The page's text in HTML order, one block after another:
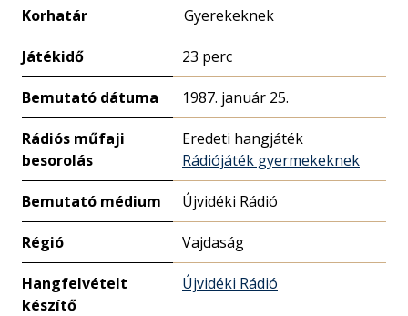
Korhatár Gyerekeknek
Játékidő 23 perc
Bemutató dátuma 1987. január 25.
Rádiós műfaji
besorolás
Eredeti hangjáték
Rádiójáték gyermekeknek
Bemutató médium Újvidéki Rádió
Régió Vajdaság
Hangfelvételt
készítő
Újvidéki Rádió